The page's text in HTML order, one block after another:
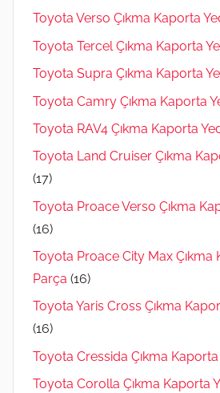
Toyota Verso Çıkma Kaporta
Toyota Tercel Çıkma Kaporta
Toyota Supra Çıkma Kaporta
Toyota Camry Çıkma Kaporta
Toyota RAV4 Çıkma Kaporta
Toyota Land Cruiser Çıkma
(17)
Toyota Proace Verso Çıkma
(16)
Toyota Proace City Max Çıkma
Parça (16)
Toyota Yaris Cross Çıkma
(16)
Toyota Cressida Çıkma
Toyota Corolla Çıkma Kaporta